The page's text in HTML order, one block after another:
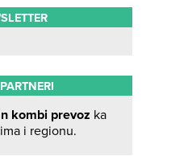
kombi prevoz ka
i regionu.